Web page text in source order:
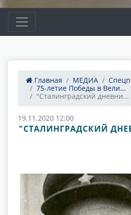
Главная МЕДИА
75-летие Победы в Вели...
"Сталинградский дневни...
19.11.2020 12:00
"СТАЛИНГРАДСКИЙ